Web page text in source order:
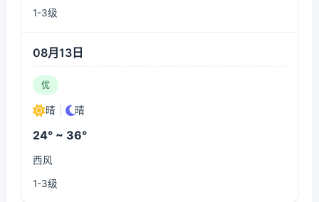
1-3级
08月13日
优
晴 晴
24° ~ 36°
西风
1-3级